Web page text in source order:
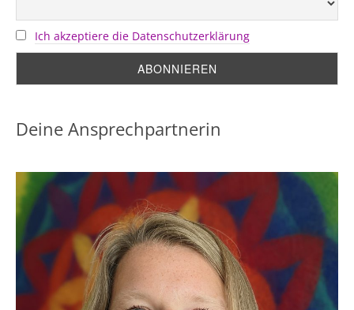
Ich akzeptiere die Datenschutzerklärung
Deine Ansprechpartnerin